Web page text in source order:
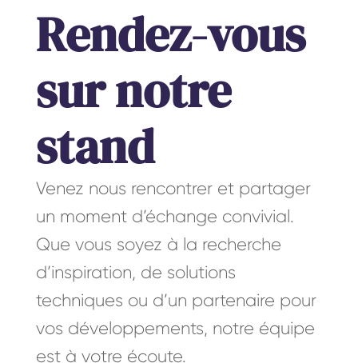
Rendez-vous
sur notre
stand
Venez nous rencontrer et partager
un moment d’échange convivial.
Que vous soyez à la recherche
d’inspiration, de solutions
techniques ou d’un partenaire pour
vos développements, notre équipe
est à votre écoute.